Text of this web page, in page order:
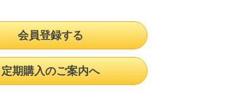
会員登録する
定期購入のご案内へ